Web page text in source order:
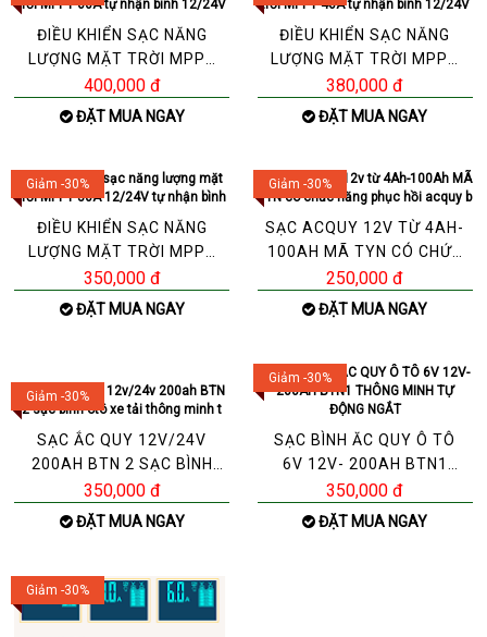
ĐIỀU KHIỂN SẠC NĂNG
LƯỢNG MẶT TRỜI MPPT
60A TỰ NHẬN BÌNH
12/24V
400,000 đ
ĐẶT MUA NGAY
ĐIỀU KHIỂN SẠC NĂNG
LƯỢNG MẶT TRỜI MPPT
40A TỰ NHẬN BÌNH
12/24V
380,000 đ
ĐẶT MUA NGAY
Giảm -30%
ĐIỀU KHIỂN SẠC NĂNG
LƯỢNG MẶT TRỜI MPPT
30A 12/24V TỰ NHẬN
BÌNH
350,000 đ
ĐẶT MUA NGAY
Giảm -30%
SẠC ACQUY 12V TỪ 4AH-
100AH MÃ TYN CÓ CHỨC
NĂNG PHỤC HỒI ACQUY B
250,000 đ
ĐẶT MUA NGAY
Giảm -30%
SẠC ẮC QUY 12V/24V
200AH BTN 2 SẠC BÌNH
ÔTÔ XE TẢI THÔNG MINH
T
350,000 đ
ĐẶT MUA NGAY
Giảm -30%
SẠC BÌNH ĂC QUY Ô TÔ
6V 12V- 200AH BTN1
THÔNG MINH TỰ ĐỘNG
NGẮT
350,000 đ
ĐẶT MUA NGAY
Giảm -30%